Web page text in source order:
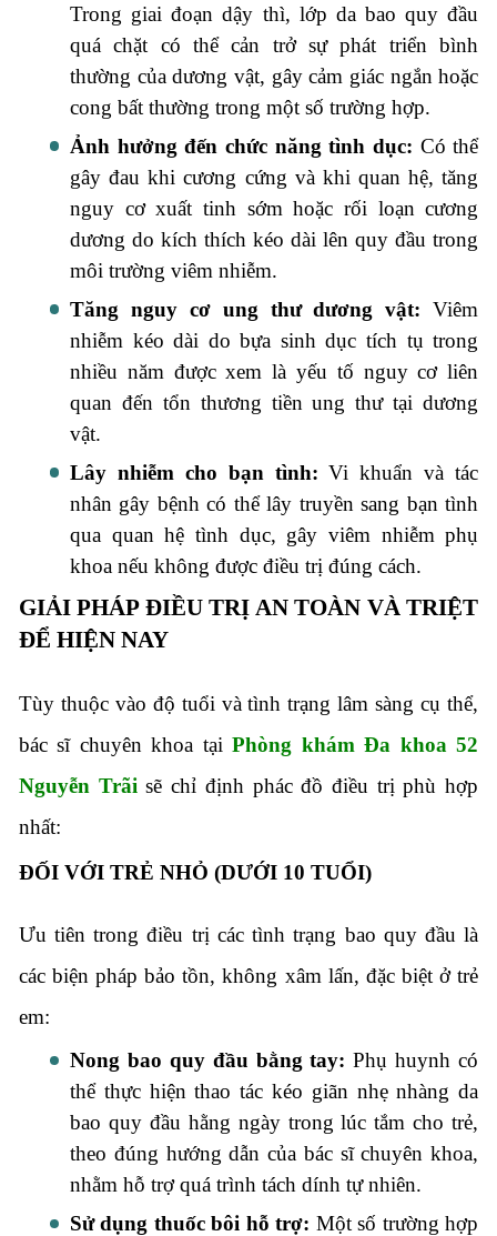
Trong giai đoạn dậy thì, lớp da bao quy đầu
quá chặt có thể cản trở sự phát triển bình
thường của dương vật, gây cảm giác ngắn hoặc
cong bất thường trong một số trường hợp.
Ảnh hưởng đến chức năng tình dục: Có thể
gây đau khi cương cứng và khi quan hệ, tăng
nguy cơ xuất tinh sớm hoặc rối loạn cương
dương do kích thích kéo dài lên quy đầu trong
môi trường viêm nhiễm.
Tăng nguy cơ ung thư dương vật: Viêm
nhiễm kéo dài do bựa sinh dục tích tụ trong
nhiều năm được xem là yếu tố nguy cơ liên
quan đến tổn thương tiền ung thư tại dương
vật.
Lây nhiễm cho bạn tình: Vi khuẩn và tác
nhân gây bệnh có thể lây truyền sang bạn tình
qua quan hệ tình dục, gây viêm nhiễm phụ
khoa nếu không được điều trị đúng cách.
GIẢI PHÁP ĐIỀU TRỊ AN TOÀN VÀ TRIỆT
ĐỂ HIỆN NAY
Tùy thuộc vào độ tuổi và tình trạng lâm sàng cụ thể,
bác sĩ chuyên khoa tạiPhòng khám Đa khoa 52
Nguyễn Trãisẽ chỉ định phác đồ điều trị phù hợp
nhất:
ĐỐI VỚI TRẺ NHỎ (DƯỚI 10 TUỔI)
Ưu tiên trong điều trị các tình trạng bao quy đầu là
các biện pháp bảo tồn, không xâm lấn, đặc biệt ở trẻ
em:
Nong bao quy đầu bằng tay: Phụ huynh có
thể thực hiện thao tác kéo giãn nhẹ nhàng da
bao quy đầu hằng ngày trong lúc tắm cho trẻ,
theo đúng hướng dẫn của bác sĩ chuyên khoa,
nhằm hỗ trợ quá trình tách dính tự nhiên.
Sử dụng thuốc bôi hỗ trợ: Một số trường hợp